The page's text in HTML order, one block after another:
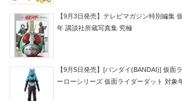
【9月3日発売】テレビマガジン特別編集
年 講談社所蔵写真集 究極
【9月5日発売】[バンダイ(BANDAI)] 仮面
ーローシリーズ 仮面ライダーダット 対象